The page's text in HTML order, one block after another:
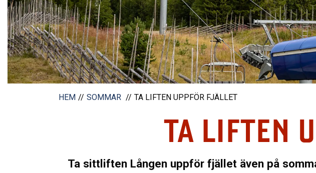
HEM SOMMAR TA LIFTEN UPPFÖR FJÄLLET
TA LIFTEN
Ta sittliften Lången uppför fjället även på